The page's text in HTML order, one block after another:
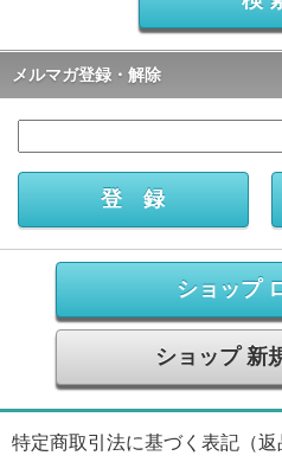
メルマガ登録・解除
ショップ
ショップ 新
特定商取引法に基づく表記（返